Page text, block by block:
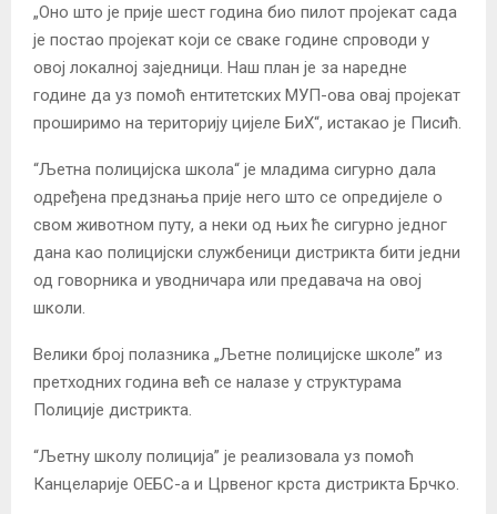
„Оно што је прије шест година био пилот пројекат сада
је постао пројекат који се сваке године спроводи у
овој локалној заједници. Наш план је за наредне
године да уз помоћ ентитетских МУП-ова овај пројекат
проширимо на територију цијеле БиХ“, истакао је Писић.
“Љетна полицијска школа“ je младима сигурно дала
одређена предзнања прије него што се опредијеле о
свом животном путу, а неки од њих ће сигурно једног
дана као полицијски службеници дистрикта бити једни
од говорника и уводничара или предавача на овој
школи.
Велики број полазника „Љетне полицијске школе” из
претходних година већ се налазе у структурама
Полиције дистрикта.
“Љетну школу полиција” је реализовала уз помоћ
Канцеларије ОЕБС-а и Црвеног крста дистрикта Брчко.